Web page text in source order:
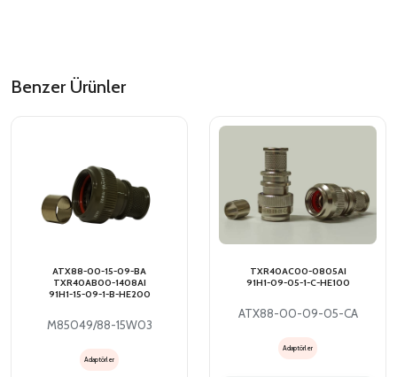
Benzer Ürünler
ATX88-00-15-09-BA
TXR40AB00-1408AI
91H1-15-09-1-B-HE200
M85049/88-15W03
Adaptörler
TXR40AC00-0805AI
91H1-09-05-1-C-HE100
ATX88-00-09-05-CA
Adaptörler